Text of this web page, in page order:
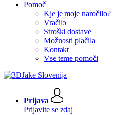
Pomoč
Kje je moje naročilo?
Vračilo
Stroški dostave
Možnosti plačila
Kontakt
Vse teme pomoči
Prijava
Prijavite se zdaj